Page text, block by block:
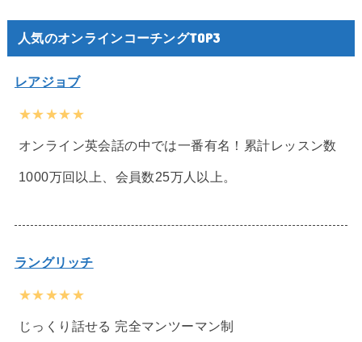
人気のオンラインコーチングTOP3
レアジョブ
★★★★★
オンライン英会話の中では一番有名！累計レッスン数
1000万回以上、会員数25万人以上。
ラングリッチ
★★★★★
じっくり話せる 完全マンツーマン制